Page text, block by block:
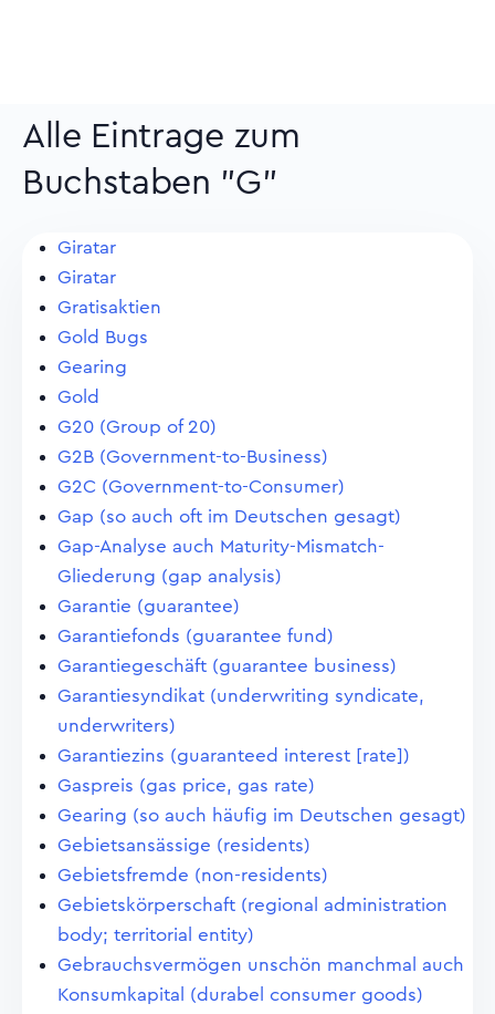
Alle Eintrage zum
Buchstaben "G"
Giratar
Giratar
Gratisaktien
Gold Bugs
Gearing
Gold
G20 (Group of 20)
G2B (Government-to-Business)
G2C (Government-to-Consumer)
Gap (so auch oft im Deutschen gesagt)
Gap-Analyse auch Maturity-Mismatch-
Gliederung (gap analysis)
Garantie (guarantee)
Garantiefonds (guarantee fund)
Garantiegeschäft (guarantee business)
Garantiesyndikat (underwriting syndicate,
underwriters)
Garantiezins (guaranteed interest [rate])
Gaspreis (gas price, gas rate)
Gearing (so auch häufig im Deutschen gesagt)
Gebietsansässige (residents)
Gebietsfremde (non-residents)
Gebietskörperschaft (regional administration
body; territorial entity)
Gebrauchsvermögen unschön manchmal auch
Konsumkapital (durabel consumer goods)